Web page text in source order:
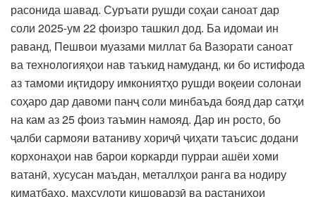
расонида шавад. Суръати рушди соҳаи саноат дар
соли 2025-ум 22 фоизро ташкил дод. Ба идомаи ин
раванд, Пешвои муазами миллат ба Вазорати саноат
ва технологияҳои нав таъкид намуданд, ки бо истифода
аз тамоми иқтидору имкониятҳо рушди воқеии солонаи
соҳаро дар давоми панҷ соли минбаъда бояд дар сатҳи
на кам аз 25 фоиз таъмин намояд. Дар ин росто, бо
ҷалби сармояи ватаниву хориҷӣ ҷиҳати таъсис додани
корхонаҳои нав барои коркарди пурраи ашёи хоми
ватанӣ, хусусан маъдан, металлҳои ранга ва нодиру
қиматбаҳо, маҳсулоти кишоварзӣ ва растаниҳои